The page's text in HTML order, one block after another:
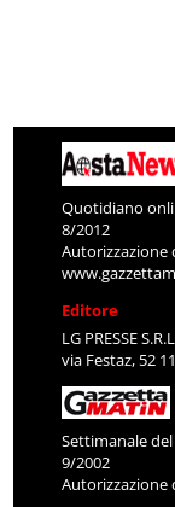
Quotidiano
8/2012
Autorizzazione
Editore
LG PRESSE
via Festaz, 52
Settimanale
9/2002
Autorizzazione